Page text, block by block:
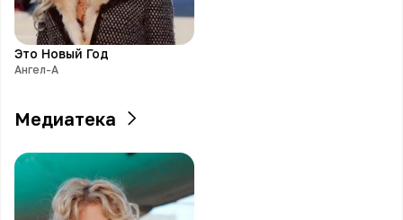
Это Новый Год
Ангел-А
Медиатека